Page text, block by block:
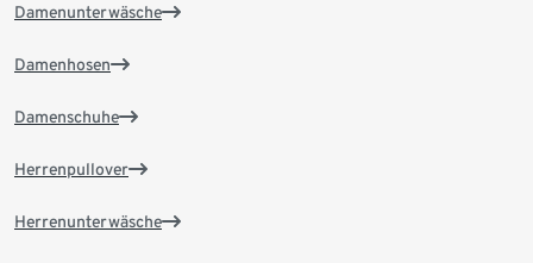
Damenunterwäsche
Damenhosen
Damenschuhe
Herrenpullover
Herrenunterwäsche